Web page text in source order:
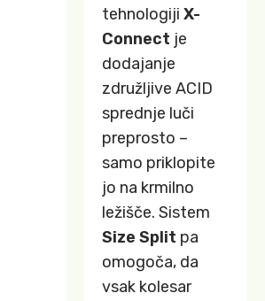
tehnologiji X-
Connect je
dodajanje
združljive ACID
sprednje luči
preprosto –
samo priklopite
jo na krmilno
ležišče. Sistem
Size Split pa
omogoča, da
vsak kolesar